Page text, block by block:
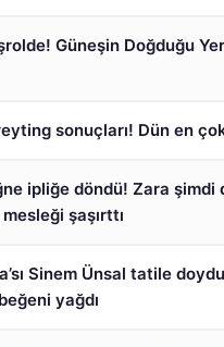
Güneşin Doğduğu
sonuçları! Dün en
ipliğe döndü! Zara şimdi
şaşırttı
Sinem Ünsal tatile
yağdı